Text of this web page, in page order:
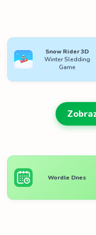
Snow Rider 3D
Winter Sledding
Game
Wordle Dnes